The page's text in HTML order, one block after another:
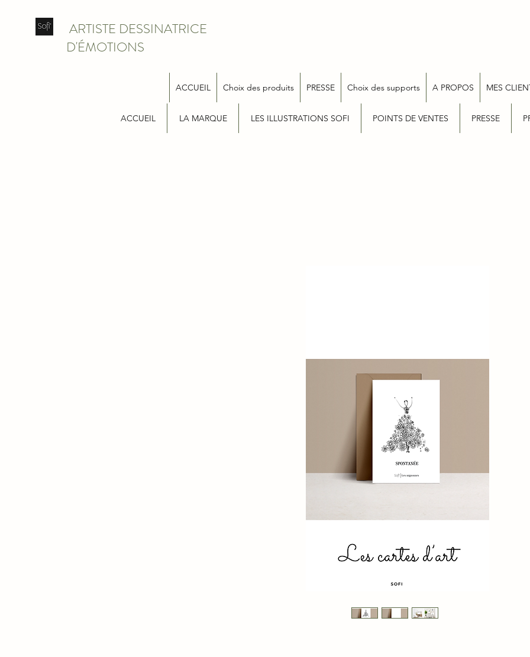
ARTISTE DESSINATRICE
D'ÉMOTIONS
ACCUEIL LA MARQUE LES ILLUSTRATIONS SOFI POINTS DE VENTES PRESSE
ACCUEIL Choix des produits PRESSE Choix des supports A PROPOS MES